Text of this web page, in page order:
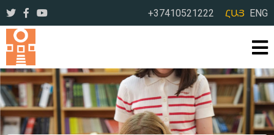
+37410521222 ՀԱՅ ENG